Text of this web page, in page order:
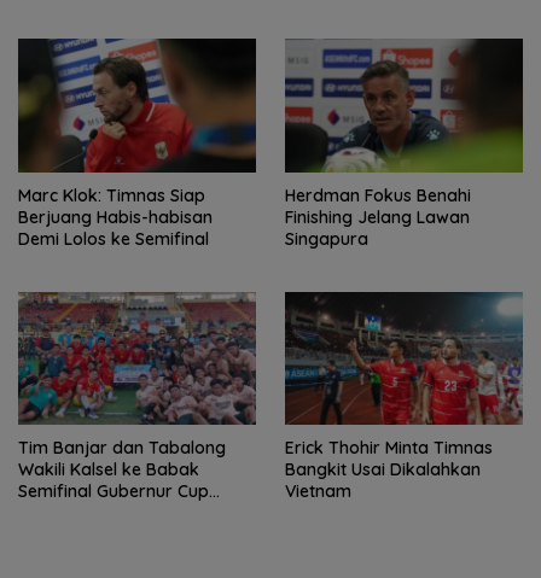
Marc Klok: Timnas Siap
Berjuang Habis-habisan
Demi Lolos ke Semifinal
Herdman Fokus Benahi
Finishing Jelang Lawan
Singapura
Tim Banjar dan Tabalong
Wakili Kalsel ke Babak
Semifinal Gubernur Cup
Erick Thohir Minta Timnas
Bangkit Usai Dikalahkan
Vietnam